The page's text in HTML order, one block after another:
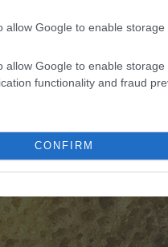
allow Google to enable storage
allow Google to enable
functionality and fraud
CONFIRM